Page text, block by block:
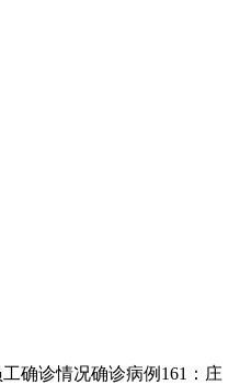
确诊情况确诊病例161：庄